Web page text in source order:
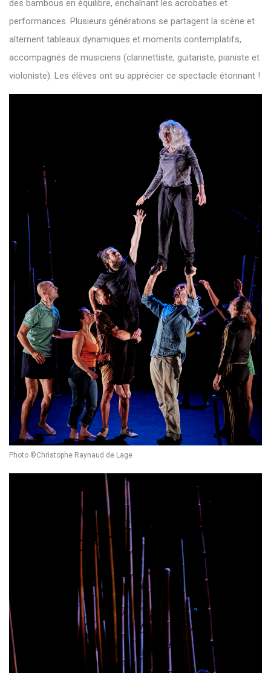
des bambous en équilibre, enchaînant les acrobaties et
performances. Plusieurs générations se partagent la scène et
alternent tableaux dynamiques et moments contemplatifs,
accompagnés de musiciens (clarinettiste, guitariste, pianiste et
violoniste). Les élèves ont su apprécier ce spectacle étonnant !
Photo ©Christophe Raynaud de Lage